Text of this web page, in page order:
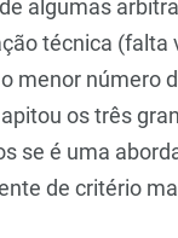
algumas
técnica
menor número
os três
se é uma
de critério